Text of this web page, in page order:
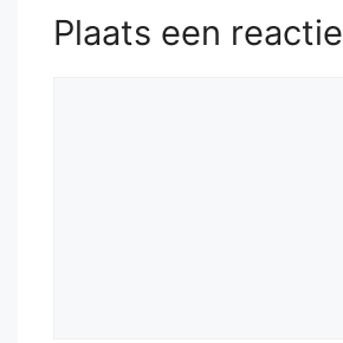
Plaats een reactie